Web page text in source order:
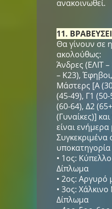
ανακοινωθεί.
11.
Θα γίνουν σε
ακολούθως:
Άνδρες (ΕΛΙΤ
– Κ23),
Μάστερς [Α
(45-49), Γ1
(60-64), Δ2
(Γυναίκες)]
είναι
Συγκεκριμένα
• 1ος:
Δίπλωμα
• 2ος: Αργυρό
• 3ος:
Δίπλωμα